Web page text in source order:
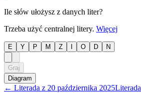
Ile słów ułożysz z danych liter?
Trzeba użyć centralnej litery. Więcej
E Y P M Z O D N
Graj
Diagram
← Literada z 20 października 2025Literada